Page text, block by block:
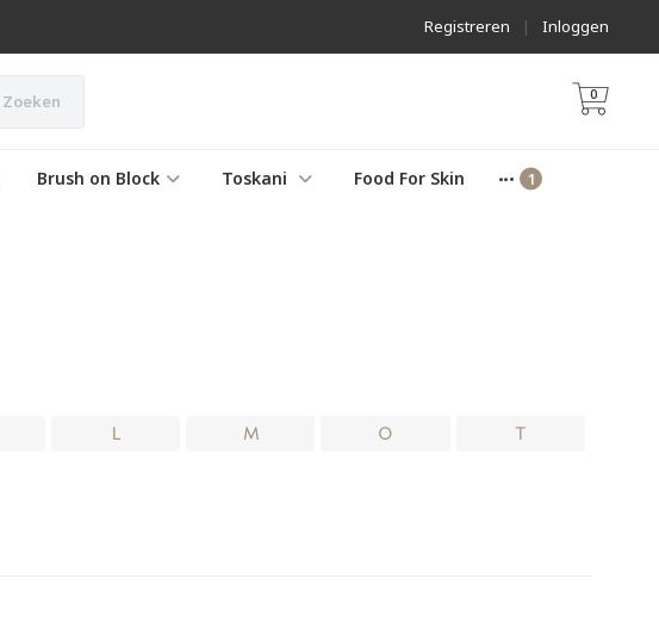
Inloggen
|
Registreren
Zoeken 0
Brush on Block Toskani Food For Skin
L M O T